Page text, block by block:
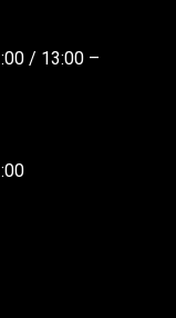
/ 13:00 –